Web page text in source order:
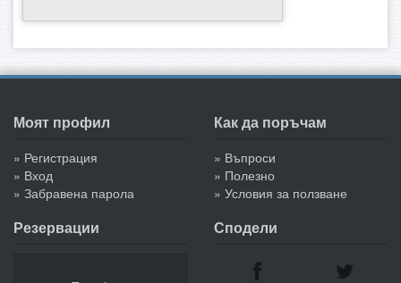
Моят профил
» Регистрация
» Вход
» Забравена парола
Как да поръчам
» Въпроси
» Полезно
» Условия за ползване
Резервации Сподели